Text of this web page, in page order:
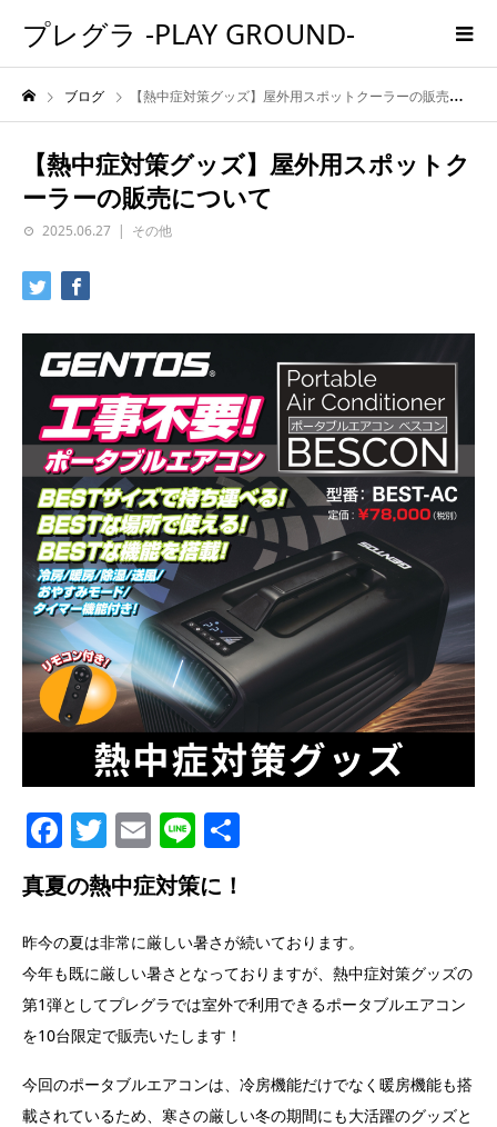
プレグラ -PLAY GROUND-
ブログ 【熱中症対策グッズ】屋外用スポットクーラーの販売について
【熱中症対策グッズ】屋外用スポットク
ーラーの販売について
2025.06.27 その他
Facebook
Twitter
Email
Line
真夏の熱中症対策に！
昨今の夏は非常に厳しい暑さが続いております。
今年も既に厳しい暑さとなっておりますが、熱中症対策グッズの
第1弾としてプレグラでは室外で利用できるポータブルエアコン
を10台限定で販売いたします！
今回のポータブルエアコンは、冷房機能だけでなく暖房機能も搭
載されているため、寒さの厳しい冬の期間にも大活躍のグッズと